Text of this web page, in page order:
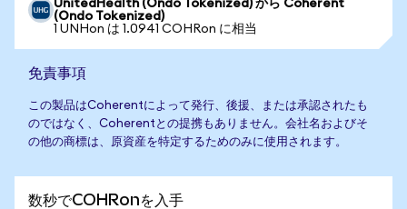
UnitedHealth (Ondo Tokenized) から Coherent
(Ondo Tokenized)
1 UNHon は 1.0941 COHRon に相当
免責事項
この製品はCoherentによって発行、後援、または承認されたも
のではなく、Coherentとの提携もありません。会社名およびそ
の他の商標は、原資産を特定するためのみに使用されます。
数秒でCOHRonを入手